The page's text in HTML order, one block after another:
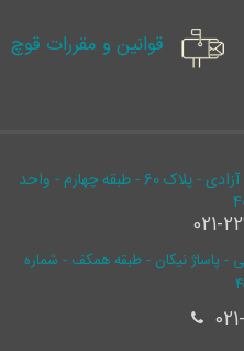
قوانین و مقررات قوچ
میدان هروی - خیابان آزادی - پلاک 60 - طبقه چهارم - واحد
021-
- پاساژ نیکان - طبقه همکف - شماره